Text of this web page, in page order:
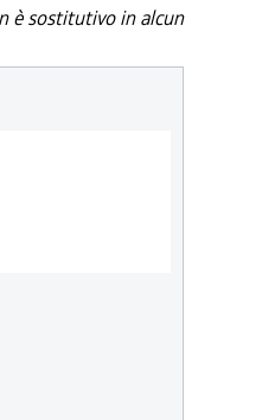
è sostitutivo in alcun